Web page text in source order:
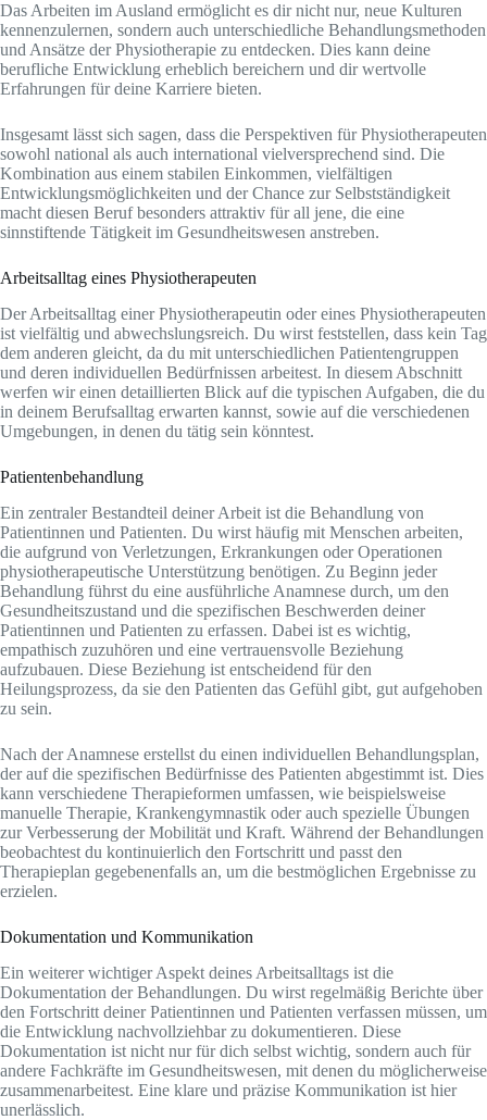
Das Arbeiten im Ausland ermöglicht es dir nicht nur, neue Kulturen
kennenzulernen, sondern auch unterschiedliche Behandlungsmethoden
und Ansätze der Physiotherapie zu entdecken. Dies kann deine
berufliche Entwicklung erheblich bereichern und dir wertvolle
Erfahrungen für deine Karriere bieten.
Insgesamt lässt sich sagen, dass die Perspektiven für Physiotherapeuten
sowohl national als auch international vielversprechend sind. Die
Kombination aus einem stabilen Einkommen, vielfältigen
Entwicklungsmöglichkeiten und der Chance zur Selbstständigkeit
macht diesen Beruf besonders attraktiv für all jene, die eine
sinnstiftende Tätigkeit im Gesundheitswesen anstreben.
Arbeitsalltag eines Physiotherapeuten
Der Arbeitsalltag einer Physiotherapeutin oder eines Physiotherapeuten
ist vielfältig und abwechslungsreich. Du wirst feststellen, dass kein Tag
dem anderen gleicht, da du mit unterschiedlichen Patientengruppen
und deren individuellen Bedürfnissen arbeitest. In diesem Abschnitt
werfen wir einen detaillierten Blick auf die typischen Aufgaben, die du
in deinem Berufsalltag erwarten kannst, sowie auf die verschiedenen
Umgebungen, in denen du tätig sein könntest.
Patientenbehandlung
Ein zentraler Bestandteil deiner Arbeit ist die Behandlung von
Patientinnen und Patienten. Du wirst häufig mit Menschen arbeiten,
die aufgrund von Verletzungen, Erkrankungen oder Operationen
physiotherapeutische Unterstützung benötigen. Zu Beginn jeder
Behandlung führst du eine ausführliche Anamnese durch, um den
Gesundheitszustand und die spezifischen Beschwerden deiner
Patientinnen und Patienten zu erfassen. Dabei ist es wichtig,
empathisch zuzuhören und eine vertrauensvolle Beziehung
aufzubauen. Diese Beziehung ist entscheidend für den
Heilungsprozess, da sie den Patienten das Gefühl gibt, gut aufgehoben
zu sein.
Nach der Anamnese erstellst du einen individuellen Behandlungsplan,
der auf die spezifischen Bedürfnisse des Patienten abgestimmt ist. Dies
kann verschiedene Therapieformen umfassen, wie beispielsweise
manuelle Therapie, Krankengymnastik oder auch spezielle Übungen
zur Verbesserung der Mobilität und Kraft. Während der Behandlungen
beobachtest du kontinuierlich den Fortschritt und passt den
Therapieplan gegebenenfalls an, um die bestmöglichen Ergebnisse zu
erzielen.
Dokumentation und Kommunikation
Ein weiterer wichtiger Aspekt deines Arbeitsalltags ist die
Dokumentation der Behandlungen. Du wirst regelmäßig Berichte über
den Fortschritt deiner Patientinnen und Patienten verfassen müssen, um
die Entwicklung nachvollziehbar zu dokumentieren. Diese
Dokumentation ist nicht nur für dich selbst wichtig, sondern auch für
andere Fachkräfte im Gesundheitswesen, mit denen du möglicherweise
zusammenarbeitest. Eine klare und präzise Kommunikation ist hier
unerlässlich.